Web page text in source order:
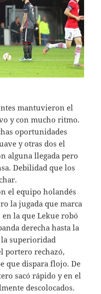
mantuvieron el
y con mucho ritmo.
oportunidades
y otras dos el
alguna llegada pero
Debilidad que los
el equipo holandés
la jugada que marca
la que Lekue robó
derecha hasta la
la superioridad
portero rechazó,
que dispara flojo. De
sacó rápido y en el
descolocados.